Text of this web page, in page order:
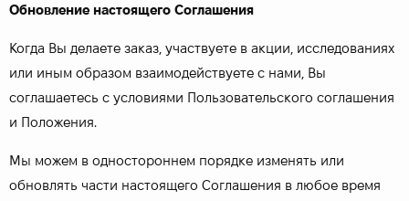
Обновление настоящего Соглашения
Когда Вы делаете заказ, участвуете в акции, исследованиях
или иным образом взаимодействуете с нами, Вы
соглашаетесь с условиями Пользовательского соглашения
и Положения.
Мы можем в одностороннем порядке изменять или
обновлять части настоящего Соглашения в любое время